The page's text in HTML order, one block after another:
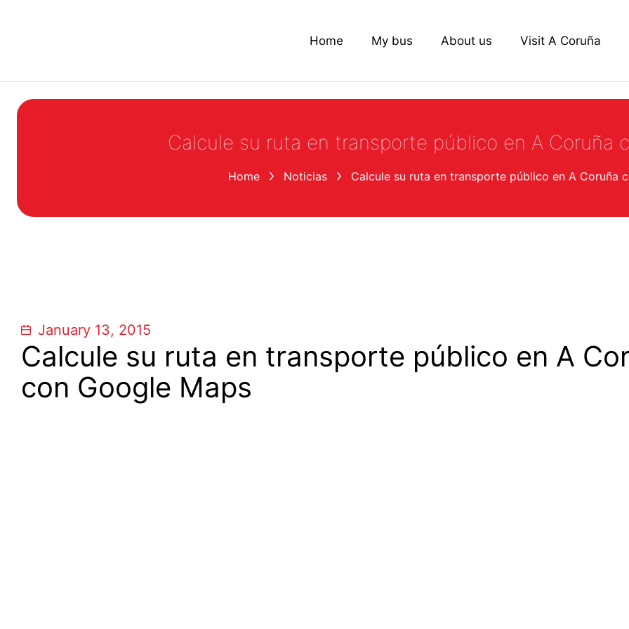
Home My bus About us Visit A Coruña
Calcule su ruta en transporte público en A Coruña
Home Noticias Calcule su ruta en transporte público en A Coruña
January 13, 2015
Calcule su ruta en transporte público en A
con Google Maps